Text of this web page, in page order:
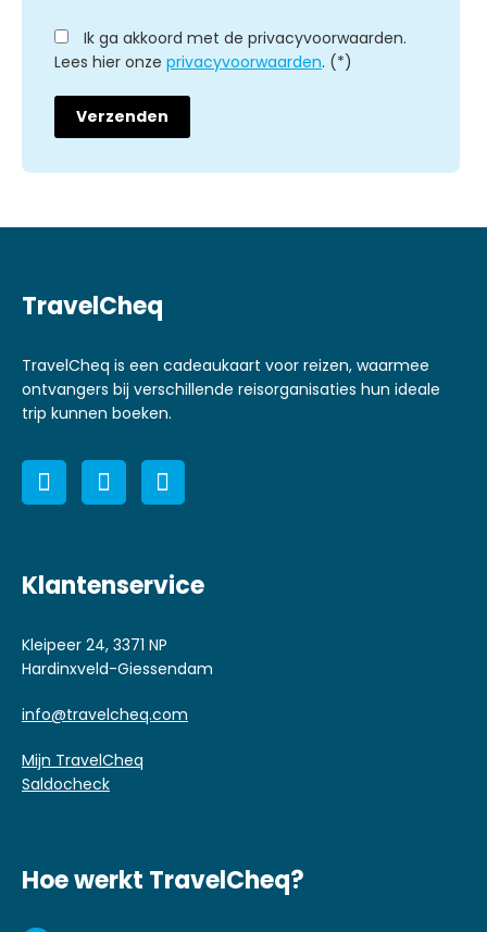
Ik ga akkoord met de privacyvoorwaarden.
Lees hier onze privacyvoorwaarden. (*)
TravelCheq
TravelCheq is een cadeaukaart voor reizen, waarmee
ontvangers bij verschillende reisorganisaties hun ideale
trip kunnen boeken.
Klantenservice
Kleipeer 24, 3371 NP
Hardinxveld-Giessendam
info@travelcheq.com
Mijn TravelCheq
Saldocheck
Hoe werkt TravelCheq?